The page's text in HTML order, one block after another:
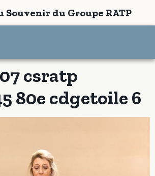
Souvenir du Groupe RATP
csratp
80e cdgetoile 6